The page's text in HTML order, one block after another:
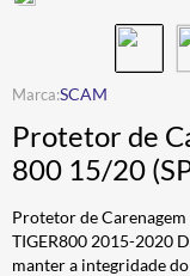
SCAM
Protetor de
800 15/20
Protetor de
TIGER800 2015-2020
manter a integridade
JAQUETA
4º ÓCULOS
5º LUVA
6º ALPINESTAR
7º BAU
8º CALÇA